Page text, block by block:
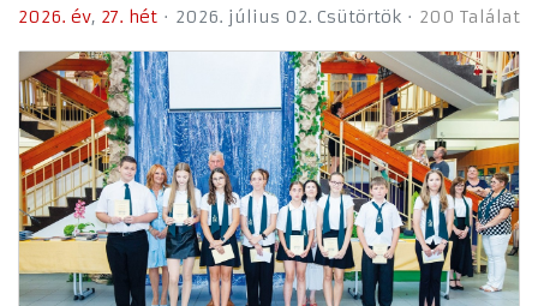
2026. év 27. hét 2026. július 02. Csütörtök 200 Találat